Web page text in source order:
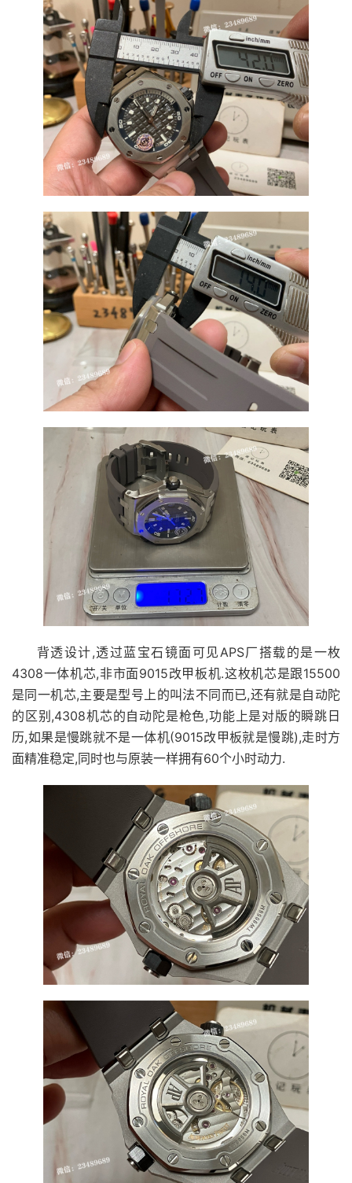
背透设计,透过蓝宝石镜面可见APS厂搭载的是一枚
4308一体机芯,非市面9015改甲板机.这枚机芯是跟15500
是同一机芯,主要是型号上的叫法不同而已,还有就是自动陀
的区别,4308机芯的自动陀是枪色,功能上是对版的瞬跳日
历,如果是慢跳就不是一体机(9015改甲板就是慢跳),走时方
面精准稳定,同时也与原装一样拥有60个小时动力.